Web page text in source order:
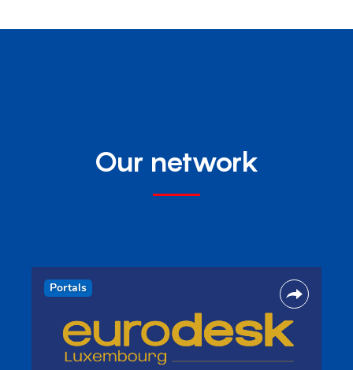
Our network
Portals